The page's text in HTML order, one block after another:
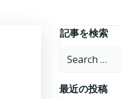
記事を検索
Search
最近の投稿